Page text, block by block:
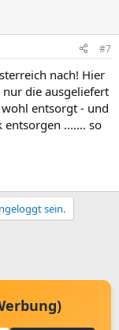
#7
nach! Hier
nur die ausgeliefert
entsorgt - und
entsorgen ....... so
sein.